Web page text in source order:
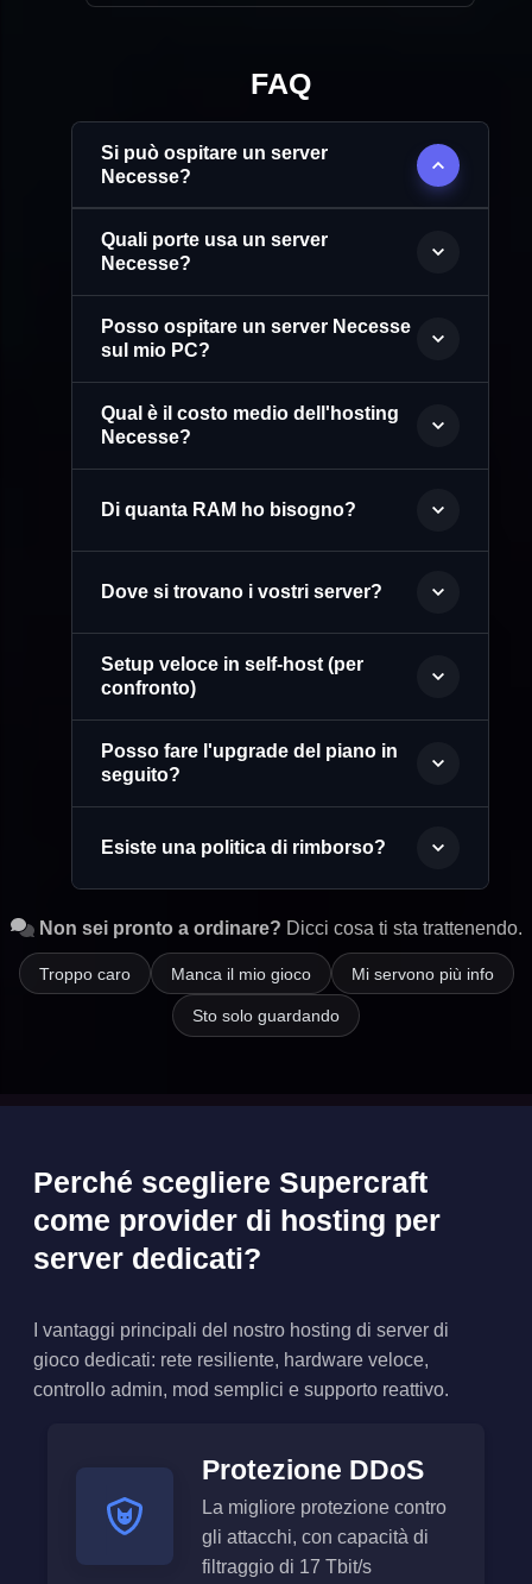
FAQ
Si può ospitare un server
Necesse?
Quali porte usa un server
Necesse?
Posso ospitare un server Necesse
sul mio PC?
Qual è il costo medio dell'hosting
Necesse?
Di quanta RAM ho bisogno?
Dove si trovano i vostri server?
Setup veloce in self-host (per
confronto)
Posso fare l'upgrade del piano in
seguito?
Esiste una politica di rimborso?
Non sei pronto a ordinare? Dicci cosa ti sta trattenendo.
Troppo caro Manca il mio gioco Mi servono più info
Sto solo guardando
Perché scegliere Supercraft
come provider di hosting per
server dedicati?
I vantaggi principali del nostro hosting di server di
gioco dedicati: rete resiliente, hardware veloce,
controllo admin, mod semplici e supporto reattivo.
Protezione DDoS
La migliore protezione contro
gli attacchi, con capacità di
filtraggio di 17 Tbit/s